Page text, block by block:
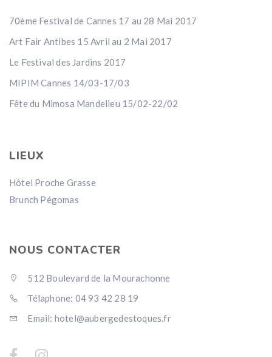
70ème Festival de Cannes 17 au 28 Mai 2017
Art Fair Antibes 15 Avril au 2 Mai 2017
Le Festival des Jardins 2017
MIPIM Cannes 14/03-17/03
Fête du Mimosa Mandelieu 15/02-22/02
LIEUX
Hôtel Proche Grasse
Brunch Pégomas
NOUS CONTACTER
512 Boulevard de la Mourachonne
Télaphone: 04 93 42 28 19
Email: hotel@aubergedestoques.fr